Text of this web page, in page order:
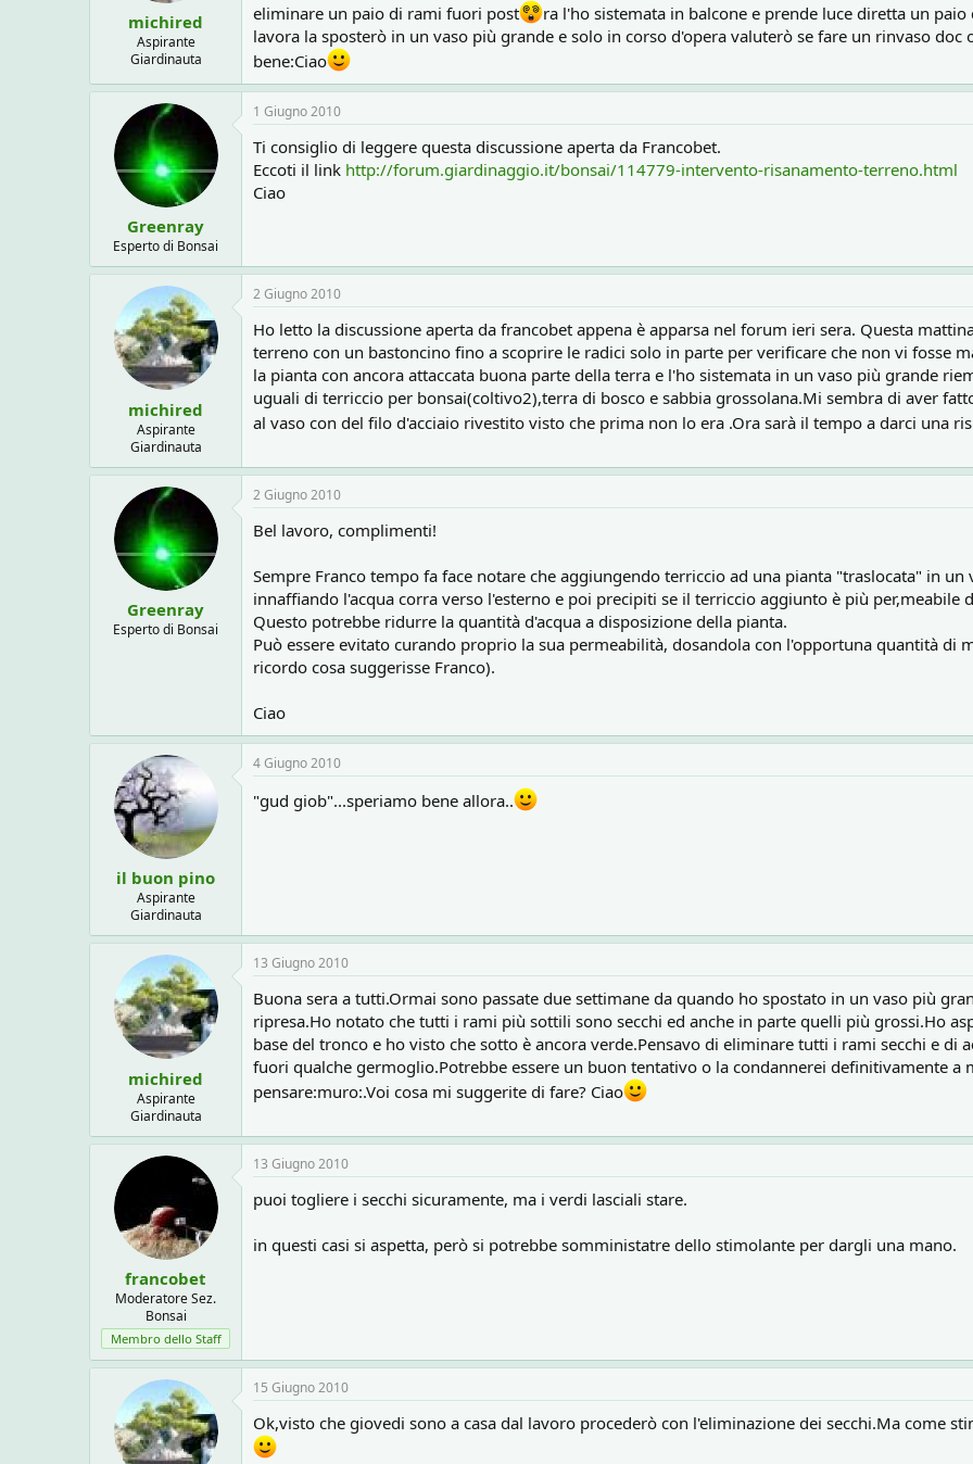
michired
Aspirante
Giardinauta
eliminare un paio di rami fuori post
ra l'ho sistemata in balcone e prende luce diretta un
lavora la sposterò in un vaso più grande e solo in corso d'opera valuterò se fare un rinvaso
bene:Ciao
Greenray
Esperto di Bonsai
1 Giugno 2010
Ti consiglio di leggere questa discussione aperta da Francobet.
Eccoti il link http://forum.giardinaggio.it/bonsai/114779-intervento-risanamento-terreno.html
Ciao
michired
Aspirante
Giardinauta
2 Giugno 2010
Ho letto la discussione aperta da francobet appena è apparsa nel forum ieri sera. Questa
terreno con un bastoncino fino a scoprire le radici solo in parte per verificare che non vi fosse
la pianta con ancora attaccata buona parte della terra e l'ho sistemata in un vaso più grande
uguali di terriccio per bonsai(coltivo2),terra di bosco e sabbia grossolana.Mi sembra di aver
al vaso con del filo d'acciaio rivestito visto che prima non lo era .Ora sarà il tempo a darci una
Greenray
Esperto di Bonsai
2 Giugno 2010
Bel lavoro, complimenti!
Sempre Franco tempo fa face notare che aggiungendo terriccio ad una pianta "traslocata" in
innaffiando l'acqua corra verso l'esterno e poi precipiti se il terriccio aggiunto è più per,meabile
Questo potrebbe ridurre la quantità d'acqua a disposizione della pianta.
Può essere evitato curando proprio la sua permeabilità, dosandola con l'opportuna quantità di
ricordo cosa suggerisse Franco).
Ciao
il buon pino
Aspirante
Giardinauta
4 Giugno 2010
"gud giob"...speriamo bene allora..
michired
Aspirante
Giardinauta
13 Giugno 2010
Buona sera a tutti.Ormai sono passate due settimane da quando ho spostato in un vaso più
ripresa.Ho notato che tutti i rami più sottili sono secchi ed anche in parte quelli più grossi.Ho
base del tronco e ho visto che sotto è ancora verde.Pensavo di eliminare tutti i rami secchi e di
fuori qualche germoglio.Potrebbe essere un buon tentativo o la condannerei definitivamente a
pensare:muro:.Voi cosa mi suggerite di fare? Ciao
francobet
Moderatore Sez.
Bonsai
Membro dello Staff
13 Giugno 2010
puoi togliere i secchi sicuramente, ma i verdi lasciali stare.
in questi casi si aspetta, però si potrebbe somministatre dello stimolante per dargli una mano.
15 Giugno 2010
Ok,visto che giovedi sono a casa dal lavoro procederò con l'eliminazione dei secchi.Ma come